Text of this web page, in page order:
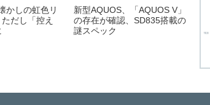
かしの虹色リ
だし「控え
新型AQUOS、「AQUOS V」
の存在が確認、SD835搭載の
謎スペック